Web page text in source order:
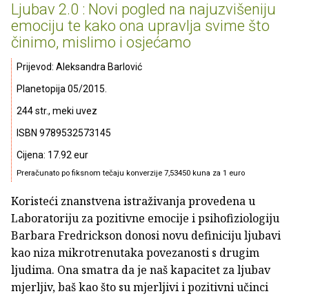
Ljubav 2.0 : Novi pogled na najuzvišeniju
emociju te kako ona upravlja svime što
činimo, mislimo i osjećamo
Prijevod: Aleksandra Barlović
Planetopija 05/2015.
244 str., meki uvez
ISBN 9789532573145
Cijena: 17.92 eur
Preračunato po fiksnom tečaju konverzije 7,53450 kuna za 1 euro
Koristeći znanstvena istraživanja provedena u
Laboratoriju za pozitivne emocije i psihofiziologiju
Barbara Fredrickson donosi novu definiciju ljubavi
kao niza mikrotrenutaka povezanosti s drugim
ljudima. Ona smatra da je naš kapacitet za ljubav
mjerljiv, baš kao što su mjerljivi i pozitivni učinci